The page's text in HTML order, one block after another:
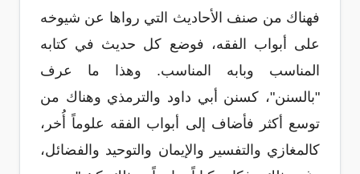
فهناك من صنف الأحاديث التي رواها عن شيوخه
على أبواب الفقه، فوضع كل حديث في كتابه
المناسب وبابه المناسب. وهذا ما عرف
"بالسنن"، كسنن أبي داود والترمذي وهناك من
توسع أكثر فأضاف إلى أبواب الفقه علوماً أُخر،
كالمغازي والتفسير والإيمان والتوحيد والفضائل،